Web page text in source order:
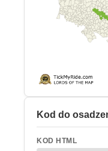
Kod do
KOD HTML